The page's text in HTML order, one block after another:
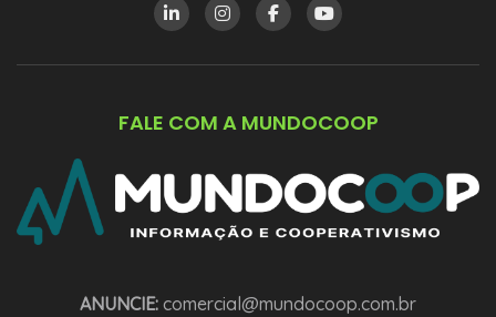
FALE COM A MUNDOCOOP
ANUNCIE: comercial@mundocoop.com.br